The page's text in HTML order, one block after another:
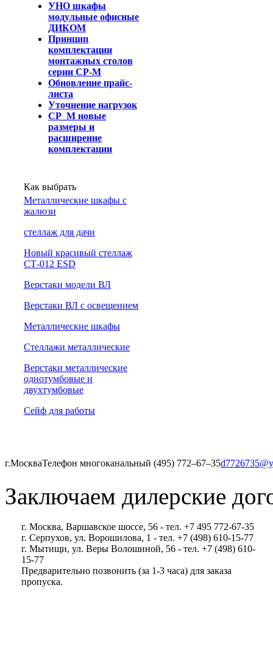
УНО шкафы
модульные офисные
ДИКОМ
Принцип
комплектации
монтажных столов
серии СР-М
Обновление прайс-
листа
Уточнение нагрузок
СР_М новые
размеры и
расширение
комплектации
Как выбрать
Металлические шкафы с
жалюзи
cтеллаж для дачи
Новый красивый стеллаж
СТ-012 ESD
Верстаки модели ВЛ
Верстаки ВЛ с освещением
Металлические шкафы
Стеллажи металлические
Верстаки металлические
однотумбовые и
двухтумбовые
Сейф для работы
г.МоскваТелефон многоканальный (495) 772‒67‒35
Заключаем дилерские
г. Москва, Варшавское шоссе, 56 - тел. +7 495 772-67-35
г. Серпухов, ул. Ворошилова, 1 - тел. +7 (498) 610-15-77
г. Мытищи, ул. Веры Волошиной, 56 - тел. +7 (498) 610-
15-77
Предварительно позвонить (за 1-3 часа) для заказа
пропуска.